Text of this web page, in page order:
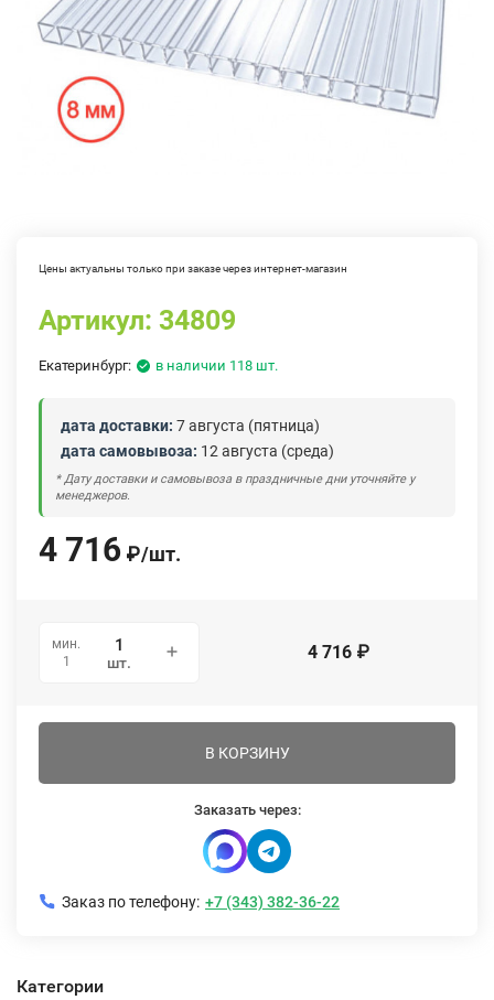
Цены актуальны только при заказе через интернет-магазин
Артикул: 34809
Екатеринбург: в наличии 118 шт.
дата доставки: 7 августа (пятница)
дата самовывоза: 12 августа (среда)
* Дату доставки и самовывоза в праздничные дни уточняйте у
менеджеров.
4 716 ₽/шт.
мин.
1
шт. 4 716 ₽
В КОРЗИНУ
Заказать через:
Заказ по телефону: +7 (343) 382-36-22
Категории